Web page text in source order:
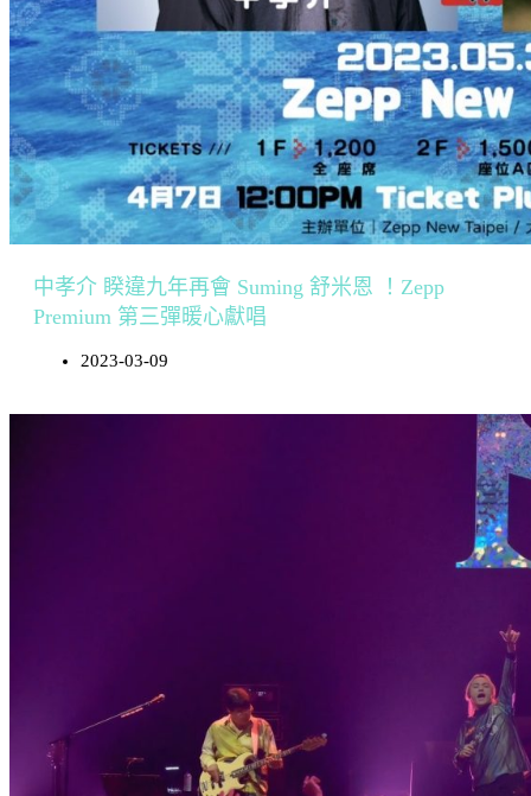
中孝介 睽違九年再會 Suming 舒米恩 ！Zepp
Premium 第三彈暖心獻唱
2023-03-09